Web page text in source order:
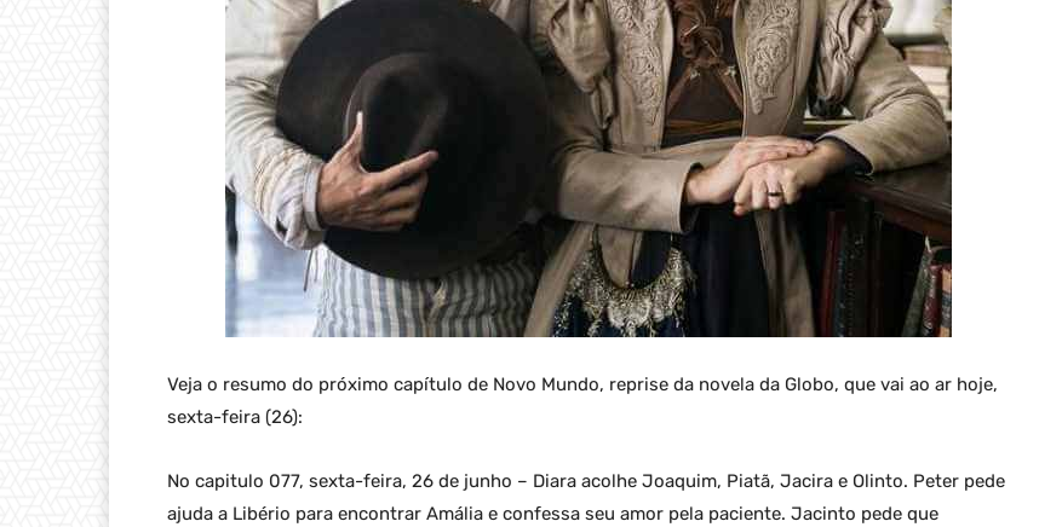
Veja o resumo do próximo capítulo de Novo Mundo, reprise da novela da Globo, que vai ao ar hoje,
sexta-feira (26):
No capitulo 077, sexta-feira, 26 de junho – Diara acolhe Joaquim, Piatã, Jacira e Olinto. Peter pede
ajuda a Libério para encontrar Amália e confessa seu amor pela paciente. Jacinto pede que